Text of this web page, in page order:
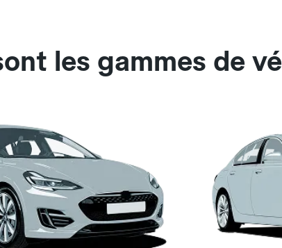
les gammes de